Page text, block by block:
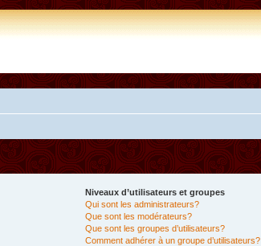
Niveaux d’utilisateurs et groupes
Qui sont les administrateurs?
Que sont les modérateurs?
Que sont les groupes d’utilisateurs?
Comment adhérer à un groupe d’utilisateurs?